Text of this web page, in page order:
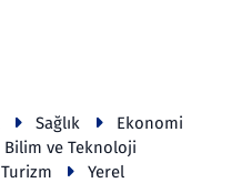
Sağlık
Ekonomi
Bilim ve Teknoloji
Turizm Yerel